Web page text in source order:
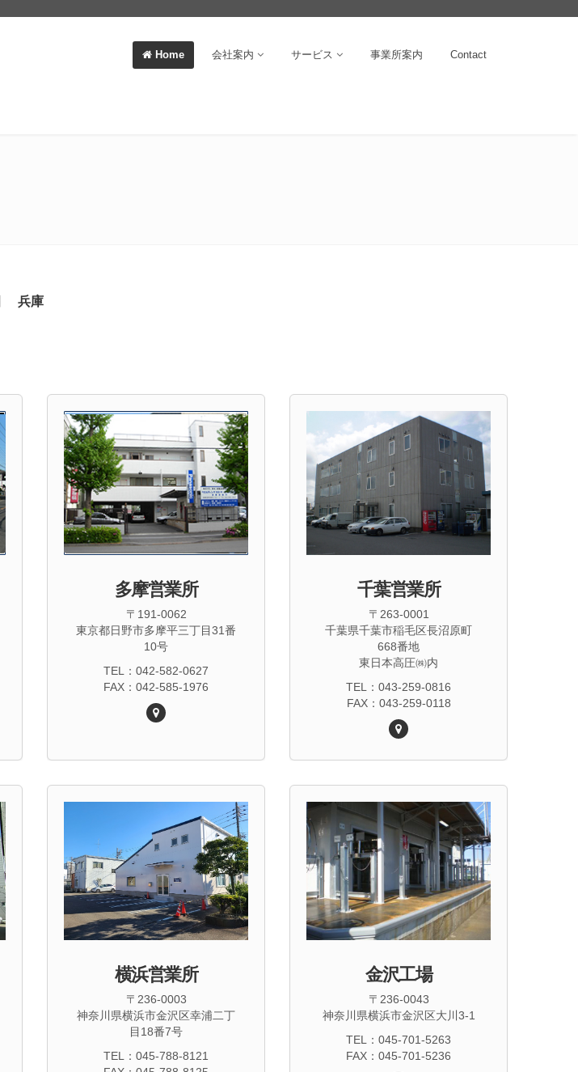
Home 会社案内 サービス 事業所案内 Contact
兵庫
多摩営業所
〒191-0062
東京都日野市多摩平三丁目31番
10号
TEL：042-582-0627
FAX：042-585-1976
千葉営業所
〒263-0001
千葉県千葉市稲毛区長沼原町
668番地
東日本高圧㈱内
TEL：043-259-0816
FAX：043-259-0118
横浜営業所
〒236-0003
神奈川県横浜市金沢区幸浦二丁
目18番7号
TEL：045-788-8121
金沢工場
〒236-0043
神奈川県横浜市金沢区大川3-1
TEL：045-701-5263
FAX：045-701-5236